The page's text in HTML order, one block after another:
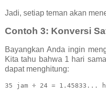
Jadi, setiap teman akan
Contoh 3: Konversi
Bayangkan Anda ingin
Kita tahu bahwa 1 hari
dapat menghitung: